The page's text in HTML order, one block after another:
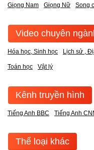
Giọng Nam Giọng Nữ Song
Video chuyên
Hóa học, Sinh học Lịch sử ,
Toán học Vật lý
Kênh truyền hình
Tiếng Anh BBC Tiếng Anh
Thể loại khác